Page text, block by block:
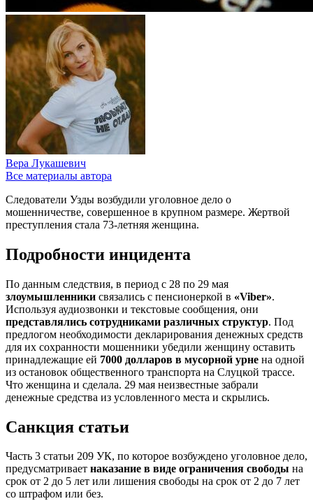
Вера Лукашевич
Все материалы автора
Следователи Узды возбудили уголовное дело о
мошенничестве, совершенное в крупном размере. Жертвой
преступления стала 73-летняя женщина.
Подробности инцидента
По данным следствия, в период с 28 по 29 мая
злоумышленники связались с пенсионеркой в «Viber».
Используя аудиозвонки и текстовые сообщения, они
представлялись сотрудниками различных структур. Под
предлогом необходимости декларирования денежных средств
для их сохранности мошенники убедили женщину оставить
принадлежащие ей 7000 долларов в мусорной урне на одной
из остановок общественного транспорта на Слуцкой трассе.
Что женщина и сделала. 29 мая неизвестные забрали
денежные средства из условленного места и скрылись.
Санкция статьи
Часть 3 статьи 209 УК, по которое возбуждено уголовное дело,
предусматривает наказание в виде ограничения свободы на
срок от 2 до 5 лет или лишения свободы на срок от 2 до 7 лет
со штрафом или без.